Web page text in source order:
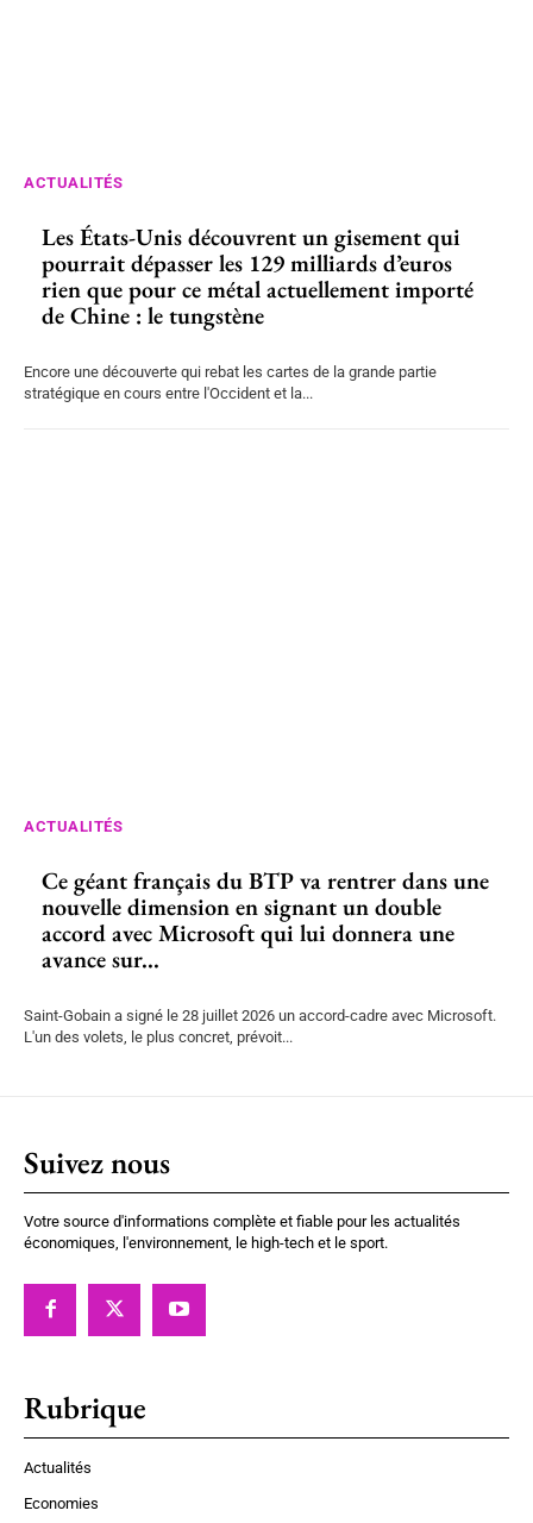
ACTUALITÉS
Les États-Unis découvrent un gisement qui
pourrait dépasser les 129 milliards d’euros
rien que pour ce métal actuellement importé
de Chine : le tungstène
Encore une découverte qui rebat les cartes de la grande partie
stratégique en cours entre l'Occident et la...
ACTUALITÉS
Ce géant français du BTP va rentrer dans une
nouvelle dimension en signant un double
accord avec Microsoft qui lui donnera une
avance sur...
Saint-Gobain a signé le 28 juillet 2026 un accord-cadre avec Microsoft.
L'un des volets, le plus concret, prévoit...
Suivez nous
Votre source d'informations complète et fiable pour les actualités
économiques, l'environnement, le high-tech et le sport.
Rubrique
Actualités
Economies